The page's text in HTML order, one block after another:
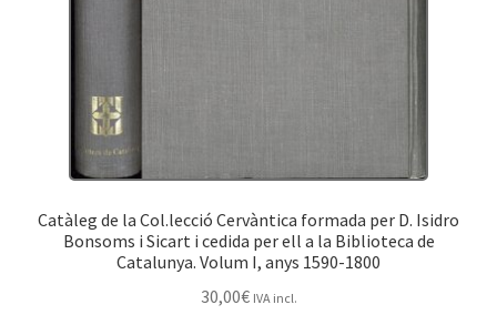
Catàleg de la Col.lecció Cervàntica formada per D. Isidro
Bonsoms i Sicart i cedida per ell a la Biblioteca de
Catalunya. Volum I, anys 1590-1800
30,00€ IVA incl.